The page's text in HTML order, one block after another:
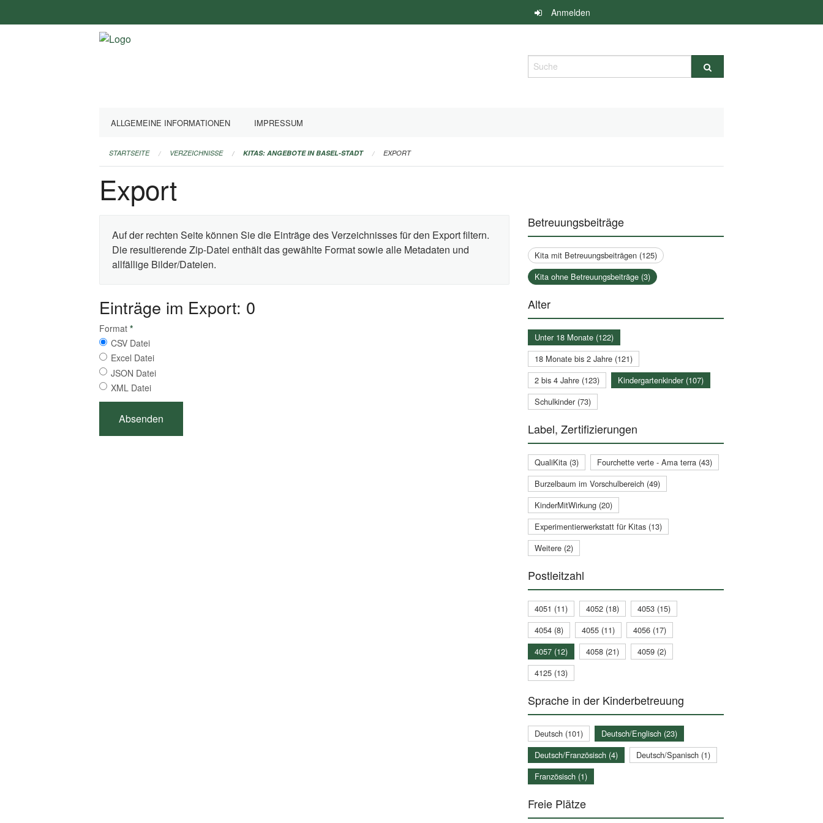
überspringen
Anmelden
Suche
ALLGEMEINE INFORMATIONEN IMPRESSUM
STARTSEITE VERZEICHNISSE KITAS: ANGEBOTE IN BASEL-STADT EXPORT
Export
Auf der rechten Seite können Sie die Einträge des Verzeichnisses für den Export filtern.
Die resultierende Zip-Datei enthält das gewählte Format sowie alle Metadaten und
allfällige Bilder/Dateien.
Einträge im Export: 0
Format *
CSV Datei
Excel Datei
JSON Datei
XML Datei
Betreuungsbeiträge
Kita mit Betreuungsbeiträgen (125)
Kita ohne Betreuungsbeiträge (3)
Alter
Unter 18 Monate (122)
18 Monate bis 2 Jahre (121)
2 bis 4 Jahre (123)
Kindergartenkinder (107)
Schulkinder (73)
Label, Zertifizierungen
QualiKita (3)
Fourchette verte - Ama terra (43)
Burzelbaum im Vorschulbereich (49)
KinderMitWirkung (20)
Experimentierwerkstatt für Kitas (13)
Weitere (2)
Postleitzahl
4051 (11) 4052 (18)
4053 (15)
4054 (8)
4055 (11)
4056 (17)
4057 (12)
4058 (21)
4059 (2)
4125 (13)
Sprache in der Kinderbetreuung
Deutsch (101)
Deutsch/Englisch (23)
Deutsch/Französisch (4)
Deutsch/Spanisch (1)
Französisch (1)
Freie Plätze